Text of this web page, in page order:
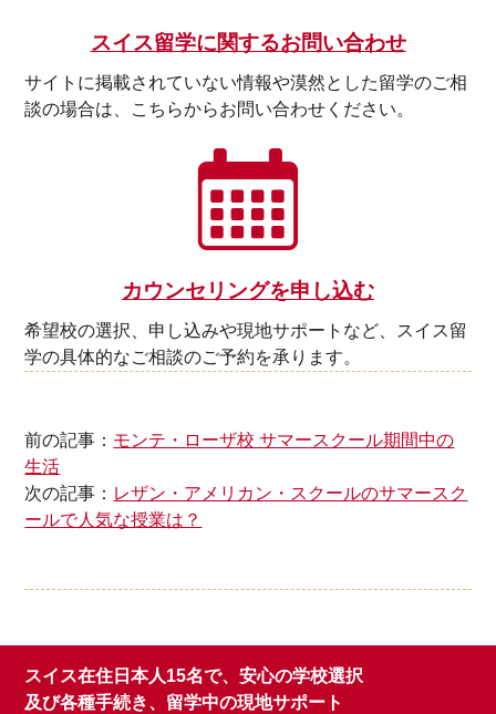
スイス留学に関するお問い合わせ
サイトに掲載されていない情報や漠然とした留学のご相
談の場合は、こちらからお問い合わせください。
カウンセリングを申し込む
希望校の選択、申し込みや現地サポートなど、スイス留
学の具体的なご相談のご予約を承ります。
前の記事： モンテ・ローザ校 サマースクール期間中の
生活
次の記事： レザン・アメリカン・スクールのサマースク
ールで人気な授業は？
スイス在住日本人15名で、安心の学校選択
及び各種手続き、留学中の現地サポート